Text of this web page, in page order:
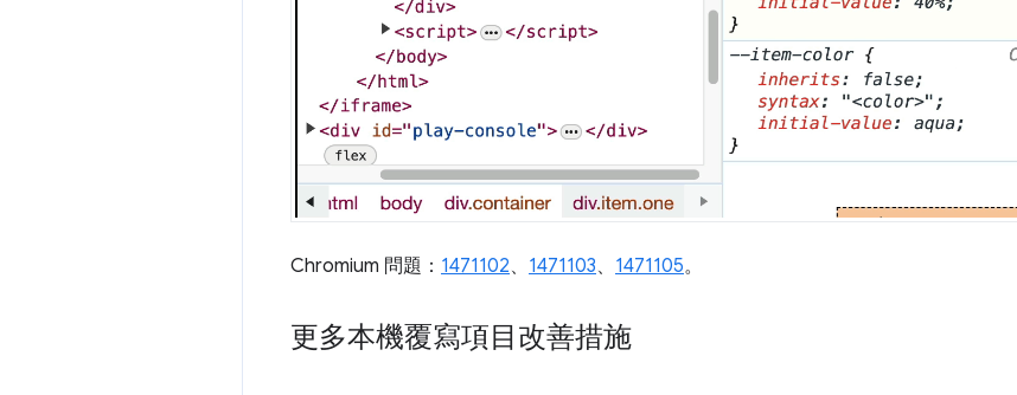
Chromium 問題： 1471102、 1471103、 1471105。
更多本機覆寫項目改善措施